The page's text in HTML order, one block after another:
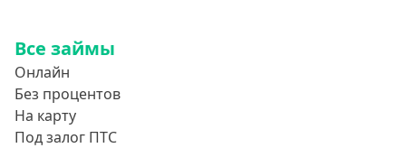
Все займы
Онлайн
Без процентов
На карту
Под залог ПТС